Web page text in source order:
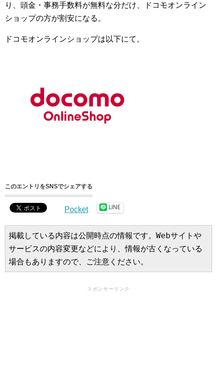
り、頭金・事務手数料が無料な分だけ、ドコモオンライン
ショップの方が割安になる。
ドコモオンラインショップは以下にて。
このエントリをSNSでシェアする
Pocket LINE
掲載している内容は公開時点の情報です。Webサイトや
サービスの内容変更などにより、情報が古くなっている
場合もありますので、ご注意ください。
スポンサーリンク